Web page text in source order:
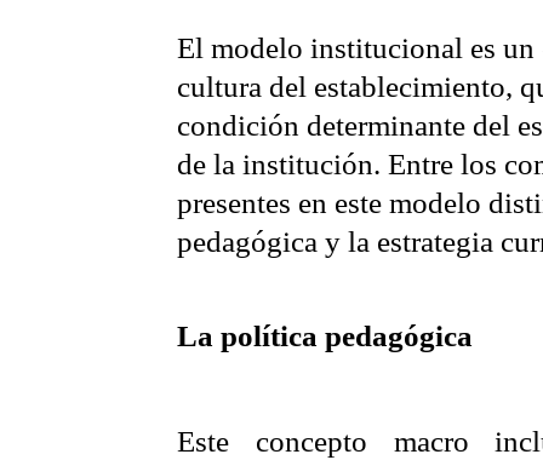
El modelo institucional es un
cultura del establecimiento,
condición determinante del
de la institución. Entre los
presentes en este modelo
pedagógica y la estrategia
La política pedagógica
Este concepto macro